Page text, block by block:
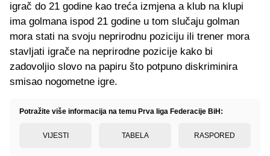
igrač do 21 godine kao treća izmjena a klub na klupi
ima golmana ispod 21 godine u tom slučaju golman
mora stati na svoju neprirodnu poziciju ili trener mora
stavljati igrače na neprirodne pozicije kako bi
zadovoljio slovo na papiru što potpuno diskriminira
smisao nogometne igre.
Potražite više informacija na temu Prva liga Federacije BiH:
VIJESTI TABELA RASPORED